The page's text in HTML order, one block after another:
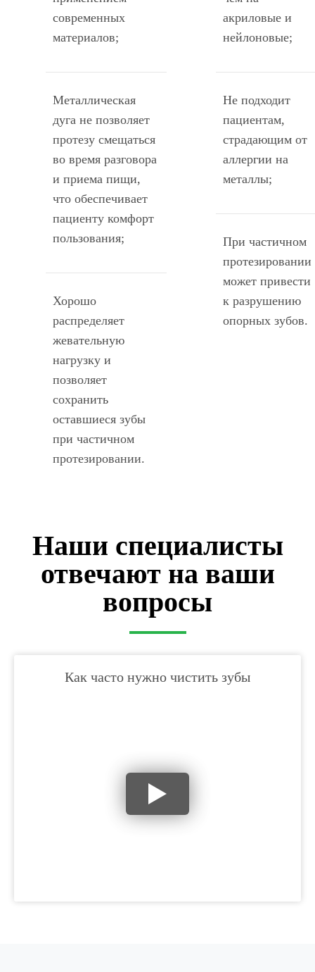
современных
материалов;
Металлическая
дуга не позволяет
протезу смещаться
во время разговора
и приема пищи,
что обеспечивает
пациенту комфорт
пользования;
Хорошо
распределяет
жевательную
нагрузку и
позволяет
сохранить
оставшиеся зубы
при частичном
протезировании.
акриловые и
нейлоновые;
Не подходит
пациентам,
страдающим от
аллергии на
металлы;
При частичном
протезировании
может привести
к разрушению
опорных зубов.
Наши специалисты
отвечают на ваши
вопросы
Как часто нужно чистить зубы